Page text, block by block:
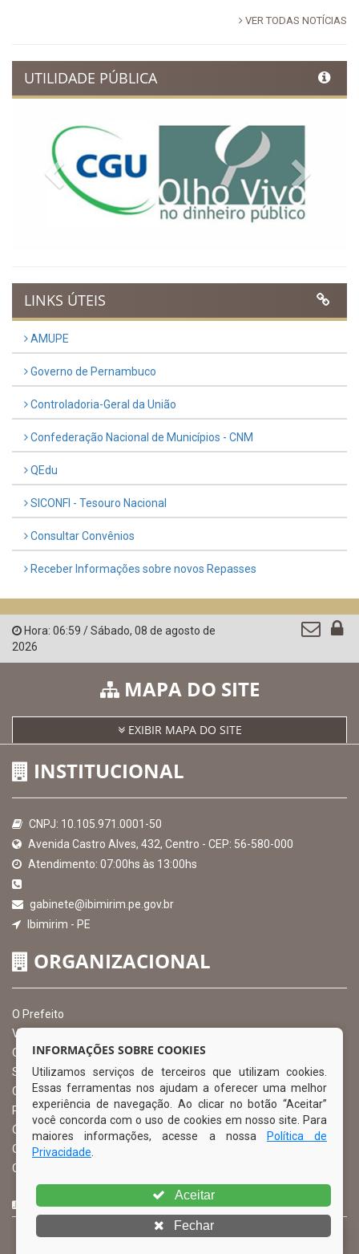
VER TODAS NOTÍCIAS
UTILIDADE PÚBLICA
Previous
LINKS ÚTEIS
AMUPE
Governo de Pernambuco
Controladoria-Geral da União
Confederação Nacional de Municípios - CNM
QEdu
SICONFI - Tesouro Nacional
Consultar Convênios
Receber Informações sobre novos Repasses
Hora: 06:59 /Sábado, 08 de agosto de
2026
MAPA DO SITE
EXIBIR MAPA DO SITE
INSTITUCIONAL
CNPJ: 10.105.971.0001-50
Avenida Castro Alves, 432, Centro - CEP: 56-580-000
Atendimento: 07:00hs às 13:00hs
gabinete@ibimirim.pe.gov.br
Ibimirim - PE
ORGANIZACIONAL
O Prefeito
Vice Prefeito
Ouvidoria Municipal
Serviço de Informação ao Cidadão – SIC
Chefe de Gabinete
Procuradoria Geral
Órgão de Controle Interno
Organograma
Comissão Permanente de Licitação – CPL
CURTA NOSSA FAN PAGE
INFORMAÇÕES SOBRE COOKIES
Utilizamos serviços de terceiros que utilizam cookies.
Essas ferramentas nos ajudam a oferecer uma melhor
experiência de navegação. Ao clicar no botão “Aceitar”
você concorda com o uso de cookies em nosso site. Para
maiores informações, acesse a nossa
Política de
Privacidade
Aceitar
Fechar